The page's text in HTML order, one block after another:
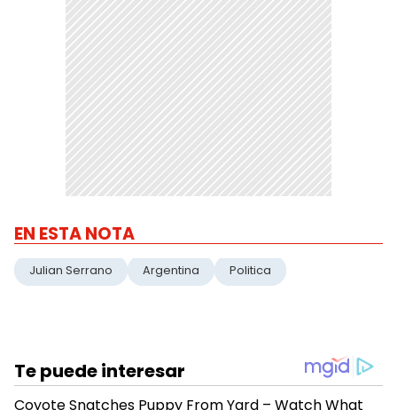
EN ESTA NOTA
Julian Serrano Argentina Politica